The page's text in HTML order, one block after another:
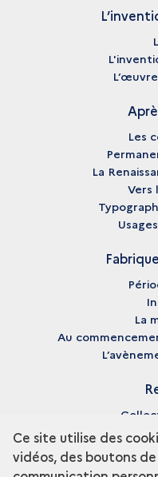
Les
La
Vers
La
Au
Ce site utilise des
vidéos, des boutons